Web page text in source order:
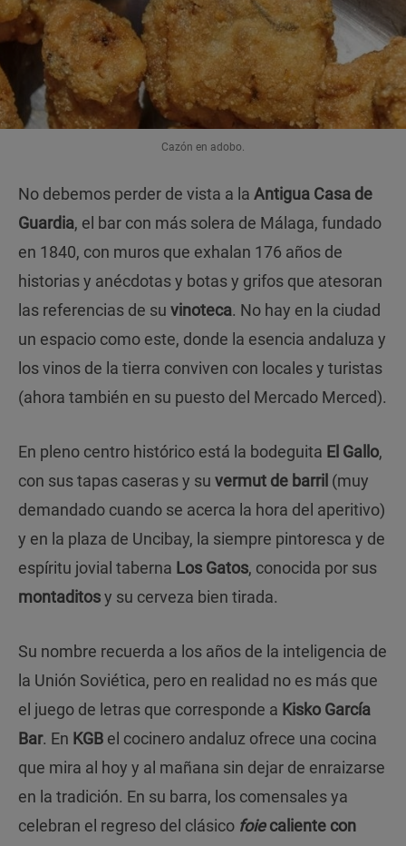
Cazón en adobo.
No debemos perder de vista a la Antigua Casa de
Guardia, el bar con más solera de Málaga, fundado
en 1840, con muros que exhalan 176 años de
historias y anécdotas y botas y grifos que atesoran
las referencias de su vinoteca. No hay en la ciudad
un espacio como este, donde la esencia andaluza y
los vinos de la tierra conviven con locales y turistas
(ahora también en su puesto del Mercado Merced).
En pleno centro histórico está la bodeguita El Gallo,
con sus tapas caseras y su vermut de barril (muy
demandado cuando se acerca la hora del aperitivo)
y en la plaza de Uncibay, la siempre pintoresca y de
espíritu jovial taberna Los Gatos, conocida por sus
montaditosy su cerveza bien tirada.
Su nombre recuerda a los años de la inteligencia de
la Unión Soviética, pero en realidad no es más que
el juego de letras que corresponde a Kisko García
Bar. En KGB el cocinero andaluz ofrece una cocina
que mira al hoy y al mañana sin dejar de enraizarse
en la tradición. En su barra, los comensales ya
celebran el regreso del clásico foiecaliente con